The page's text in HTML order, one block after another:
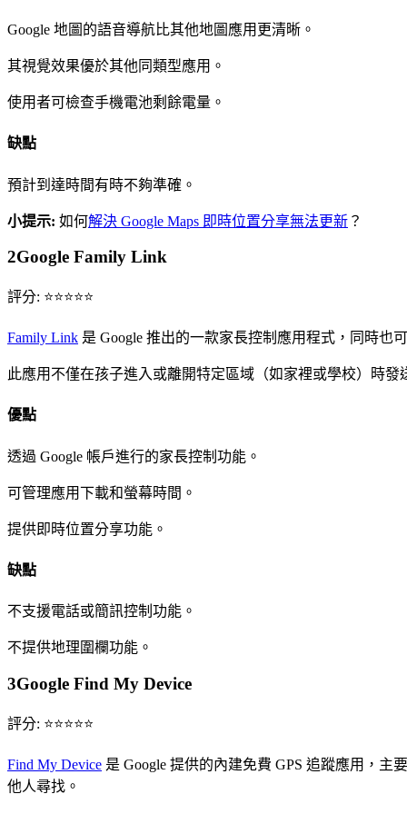
Google 地圖的語音導航比其他地圖應用更清晰。
其視覺效果優於其他同類型應用。
使用者可檢查手機電池剩餘電量。
缺點
預計到達時間有時不夠準確。
小提示: 如何解決 Google Maps 即時位置分享無法更新 ？
2Google Family Link
評分: ⭐⭐⭐⭐⭐
Family Link 是 Google 推出的一款家長控制應用程式，同時也
此應用不僅在孩子進入或離開特定區域（如家裡或學校）時
優點
透過 Google 帳戶進行的家長控制功能。
可管理應用下載和螢幕時間。
提供即時位置分享功能。
缺點
不支援電話或簡訊控制功能。
不提供地理圍欄功能。
3Google Find My Device
評分: ⭐⭐⭐⭐⭐
Find My Device 是 Google 提供的內建免費 GPS 追蹤應用，
他人尋找。